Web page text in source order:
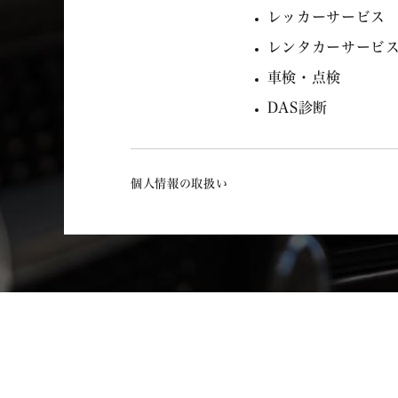
レッカーサービス
レンタカーサービ
車検・点検
DAS診断
個人情報の取扱い